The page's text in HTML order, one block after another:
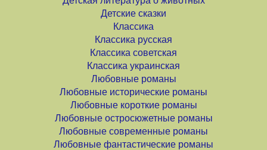
Детские сказки
Классика
Классика русская
Классика советская
Классика украинская
Любовные романы
Любовные исторические романы
Любовные короткие романы
Любовные остросюжетные романы
Любовные современные романы
Любовные фантастические романы